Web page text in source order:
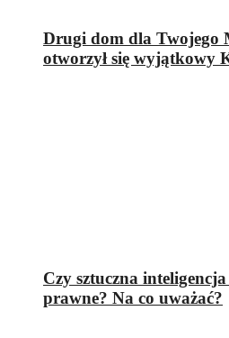
Drugi dom dla Twojego
otworzył się wyjątkowy
Czy sztuczna
prawne? Na co uważać?